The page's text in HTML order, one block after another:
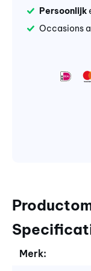
Persoonlijk
Occasions
Merk: